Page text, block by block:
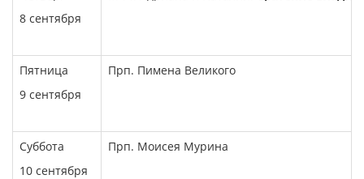
8 сентября
Пятница
9 сентября
Прп. Пимена Великого
Суббота
10 сентября
Прп. Моисея Мурина